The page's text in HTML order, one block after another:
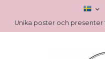
Unika poster och presenter